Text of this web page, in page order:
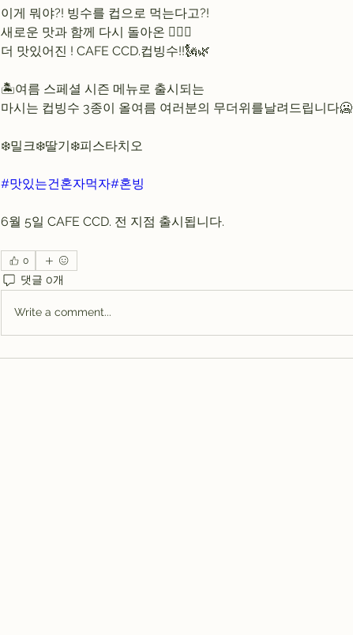
이게 뭐야?! 빙수를 컵으로 먹는다고?!
새로운 맛과 함께 다시 돌아온 🏄🏻‍♀️
더 맛있어진 ! CAFE CCD.컵빙수!!🗽🌿
🏝️여름 스페셜 시즌 메뉴로 출시되는
마시는 컵빙수 3종이 올여름 여러분의 무더위를날려드립니다🥶
❄️밀크❄️딸기❄️피스타치오
#맛있는건혼자먹자#혼빙
6월 5일 CAFE CCD. 전 지점 출시됩니다.
0
댓글 0개
Write a comment...